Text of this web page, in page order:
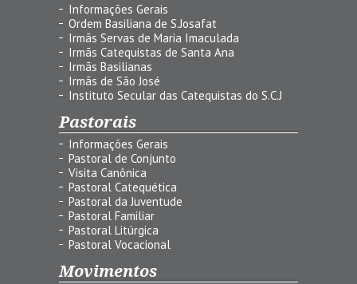
Informações Gerais
Ordem Basiliana de S.Josafat
Irmãs Servas de Maria Imaculada
Irmãs Catequistas de Santa Ana
Irmãs Basilianas
Irmãs de São José
Instituto Secular das Catequistas do S.C.J
Pastorais
Informações Gerais
Pastoral de Conjunto
Visita Canônica
Pastoral Catequética
Pastoral da Juventude
Pastoral Familiar
Pastoral Litúrgica
Pastoral Vocacional
Movimentos